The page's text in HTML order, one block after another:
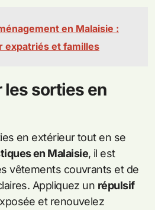
en Malaisie :
expatriés et familles
les sorties en
en extérieur tout en se
en Malaisie, il est
vêtements couvrants et de
Appliquez un répulsif
et renouvelez